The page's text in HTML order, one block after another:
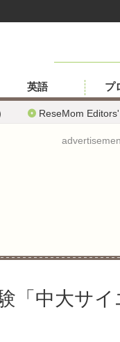
ReseMom
英語 プ
「中大サ